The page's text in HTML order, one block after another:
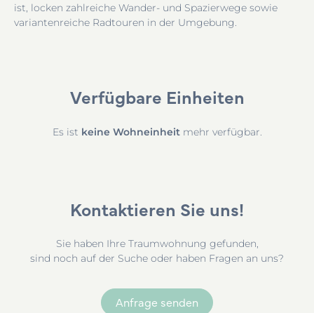
ist, locken zahlreiche Wander- und Spazierwege sowie
variantenreiche Radtouren in der Umgebung.
Verfügbare Einheiten
Es ist keine Wohneinheit mehr verfügbar.
Kontaktieren Sie uns!
Sie haben Ihre Traumwohnung gefunden,
sind noch auf der Suche oder haben Fragen an uns?
Anfrage senden